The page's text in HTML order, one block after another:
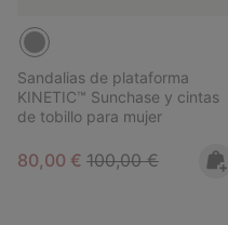
Sandalias de plataforma
KINETIC™ Sunchase y cintas
de tobillo para mujer
Sale price:
80,00 € Regular price:
100,00 €